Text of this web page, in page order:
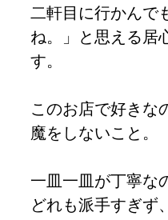
二軒目に行かんで
ね。」と思える居
す。
このお店で好きな
魔をしないこと。
一皿一皿が丁寧な
どれも派手すぎず